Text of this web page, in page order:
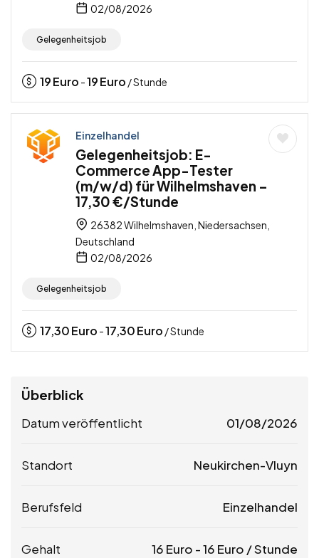
02/08/2026
Gelegenheitsjob
19Euro -19Euro / Stunde
Einzelhandel
Gelegenheitsjob: E-
Commerce App-Tester
(m/w/d) für Wilhelmshaven –
17,30 €/Stunde
26382 Wilhelmshaven, Niedersachsen,
Deutschland
02/08/2026
Gelegenheitsjob
17,30Euro -17,30Euro / Stunde
Überblick
Datum veröffentlicht 01/08/2026
Standort Neukirchen-Vluyn
Berufsfeld Einzelhandel
Gehalt 16 Euro -16 Euro / Stunde